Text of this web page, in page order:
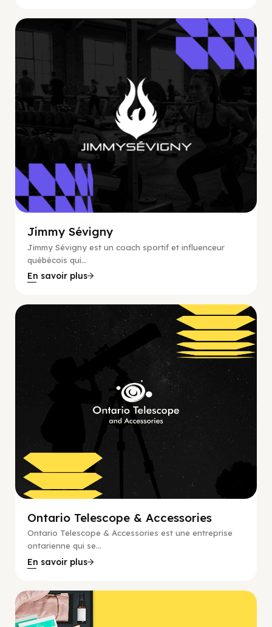
Coaching, Lead Gen
Jimmy Sévigny
Jimmy Sévigny est un coach sportif et influenceur
québécois qui...
En savoir plus
Astronomie, E-commerce
Ontario Telescope & Accessories
Ontario Telescope & Accessories est une entreprise
ontarienne qui se...
En savoir plus